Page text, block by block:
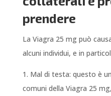
prendere
La Viagra 25 mg può
alcuni individui, e in
1. Mal di testa: questo è
comuni della Viagra 25